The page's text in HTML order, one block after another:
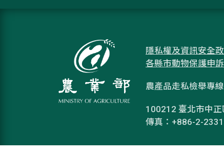
隱私權及資訊安全
各縣市動物保護申
農產品走私檢舉專
100212 臺北市中
傳真：+886-2-